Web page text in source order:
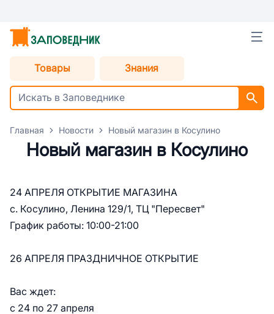
Товары Знания
Главная Новости Новый магазин в Косулино
Новый магазин в Косулино
24 АПРЕЛЯ ОТКРЫТИЕ МАГАЗИНА
с. Косулино, Ленина 129/1, ТЦ "Пересвет"
График работы: 10:00-21:00
26 АПРЕЛЯ ПРАЗДНИЧНОЕ ОТКРЫТИЕ
Вас ждет:
с 24 по 27 апреля